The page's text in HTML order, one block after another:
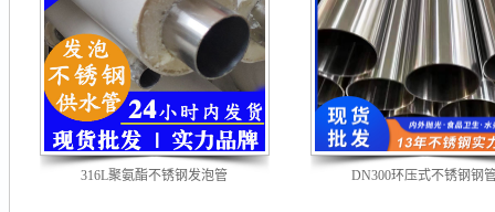
316L聚氨酯不锈钢发泡管 DN300环压式不锈钢钢